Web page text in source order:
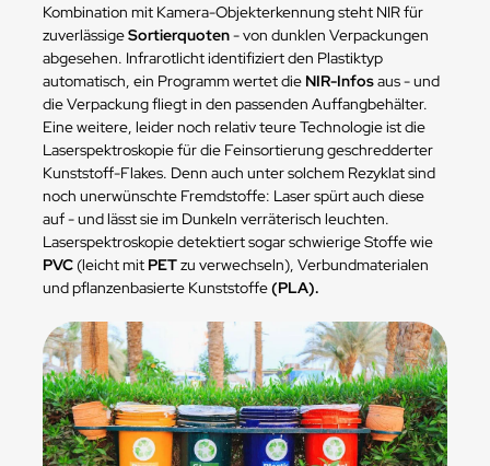
Kombination mit Kamera-Objekterkennung steht NIR für
zuverlässigeSortierquoten- von dunklen Verpackungen
abgesehen. Infrarotlicht identifiziert den Plastiktyp
automatisch, ein Programm wertet die NIR-Infosaus - und
die Verpackung fliegt in den passenden Auffangbehälter.
Eine weitere, leider noch relativ teure Technologie ist die
Laserspektroskopie für die Feinsortierung geschredderter
Kunststoff-Flakes. Denn auch unter solchem Rezyklat sind
noch unerwünschte Fremdstoffe: Laser spürt auch diese
auf - und lässt sie im Dunkeln verräterisch leuchten.
Laserspektroskopie detektiert sogar schwierige Stoffe wie
PVC (leicht mit PETzu verwechseln), Verbundmaterialen
und pflanzenbasierte Kunststoffe(PLA).